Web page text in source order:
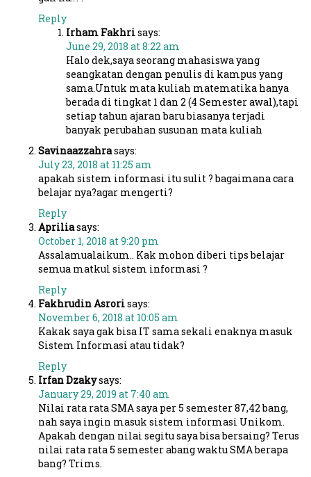
Reply
Irham Fakhrisays:
June 29, 2018 at 8:22 am
Halo dek,saya seorang mahasiswa yang
seangkatan dengan penulis di kampus yang
sama.Untuk mata kuliah matematika hanya
berada di tingkat 1 dan 2 (4 Semester awal),tapi
setiap tahun ajaran baru biasanya terjadi
banyak perubahan susunan mata kuliah
Savinaazzahrasays:
July 23, 2018 at 11:25 am
apakah sistem informasi itu sulit ? bagaimana cara
belajar nya?agar mengerti?
Reply
Apriliasays:
October 1, 2018 at 9:20 pm
Assalamualaikum.. Kak mohon diberi tips belajar
semua matkul sistem informasi ?
Reply
Fakhrudin Asrorisays:
November 6, 2018 at 10:05 am
Kakak saya gak bisa IT sama sekali enaknya masuk
Sistem Informasi atau tidak?
Reply
Irfan Dzakysays:
January 29, 2019 at 7:40 am
Nilai rata rata SMA saya per 5 semester 87,42 bang,
nah saya ingin masuk sistem informasi Unikom.
Apakah dengan nilai segitu saya bisa bersaing? Terus
nilai rata rata 5 semester abang waktu SMA berapa
bang? Trims.